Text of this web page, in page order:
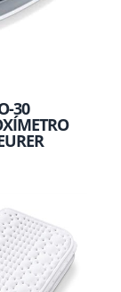
30